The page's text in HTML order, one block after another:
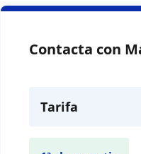
Contacta con
Tarifa